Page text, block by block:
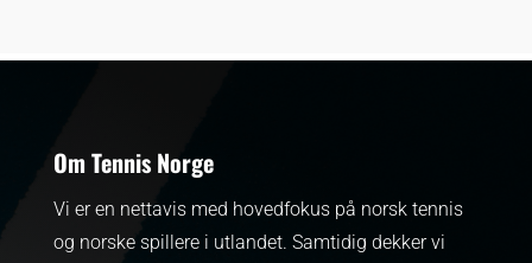
Om Tennis Norge
Vi er en nettavis med hovedfokus på norsk tennis
og norske spillere i utlandet. Samtidig dekker vi